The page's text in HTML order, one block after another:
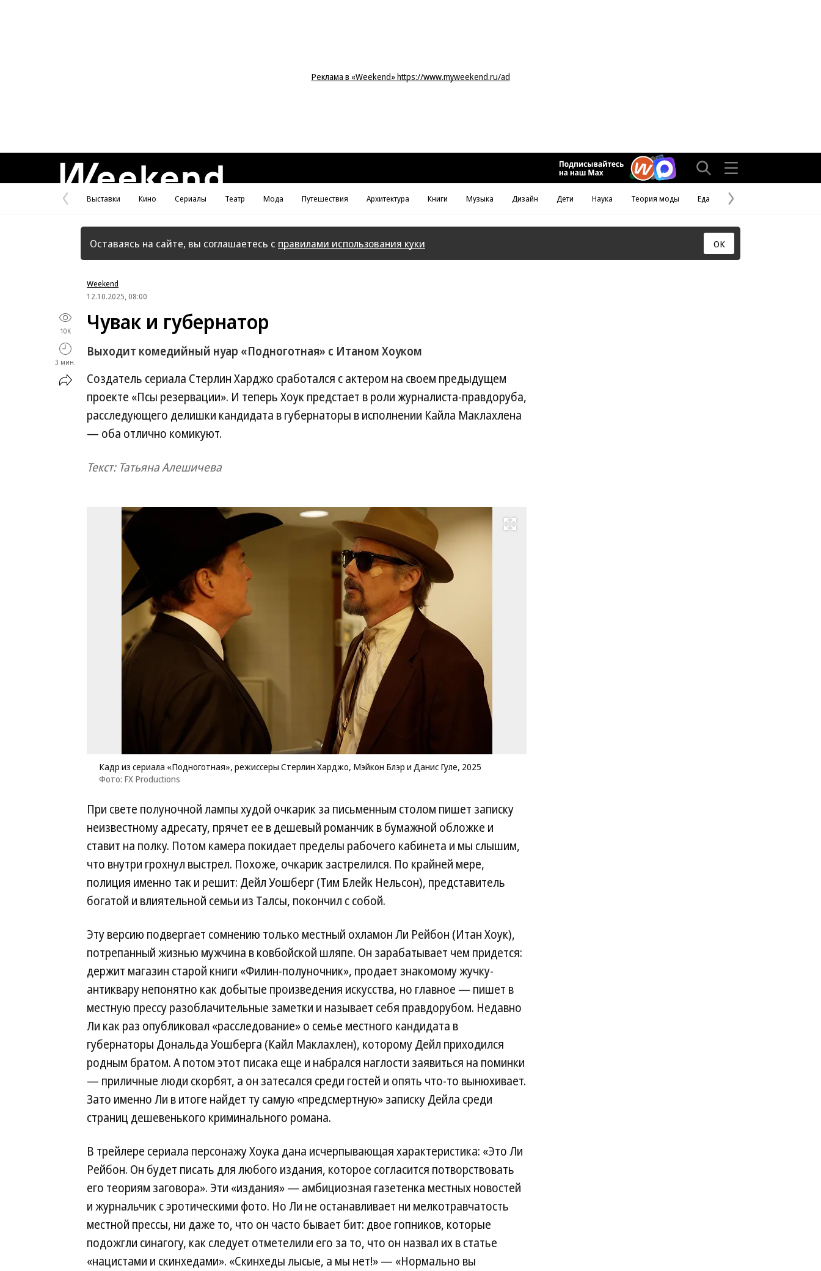
Реклама в «Weekend» https://www.myweekend.ru/ad
Предыдущая
страница
Выставки Кино Сериалы Театр Мода Путешествия Архитектура Книги Музыка Дизайн Дети Наука Теория моды Еда
Следующая
страница
Оставаясь на сайте, вы соглашаетесь с правилами использования куки ОК
Weekend
12.10.2025, 08:00
10K
3 мин.
Чувак и губернатор
Выходит комедийный нуар «Подноготная» с Итаном Хоуком
Создатель сериала Стерлин Харджо сработался с актером на своем предыдущем
проекте «Псы резервации». И теперь Хоук предстает в роли журналиста-правдоруба,
расследующего делишки кандидата в губернаторы в исполнении Кайла Маклахлена
— оба отлично комикуют.
Текст: Татьяна Алешичева
Развернуть на весь экран
Кадр из сериала «Подноготная», режиссеры Стерлин Харджо, Мэйкон Блэр и Данис Гуле, 2025
Фото: FX Productions
При свете полуночной лампы худой очкарик за письменным столом пишет записку
неизвестному адресату, прячет ее в дешевый романчик в бумажной обложке и
ставит на полку. Потом камера покидает пределы рабочего кабинета и мы слышим,
что внутри грохнул выстрел. Похоже, очкарик застрелился. По крайней мере,
полиция именно так и решит: Дейл Уошберг (Тим Блейк Нельсон), представитель
богатой и влиятельной семьи из Талсы, покончил с собой.
Эту версию подвергает сомнению только местный охламон Ли Рейбон (Итан Хоук),
потрепанный жизнью мужчина в ковбойской шляпе. Он зарабатывает чем придется:
держит магазин старой книги «Филин-полуночник», продает знакомому жучку-
антиквару непонятно как добытые произведения искусства, но главное — пишет в
местную прессу разоблачительные заметки и называет себя правдорубом. Недавно
Ли как раз опубликовал «расследование» о семье местного кандидата в
губернаторы Дональда Уошберга (Кайл Маклахлен), которому Дейл приходился
родным братом. А потом этот писака еще и набрался наглости заявиться на поминки
— приличные люди скорбят, а он затесался среди гостей и опять что-то вынюхивает.
Зато именно Ли в итоге найдет ту самую «предсмертную» записку Дейла среди
страниц дешевенького криминального романа.
В трейлере сериала персонажу Хоука дана исчерпывающая характеристика: «Это Ли
Рейбон. Он будет писать для любого издания, которое согласится потворствовать
его теориям заговора». Эти «издания» — амбициозная газетенка местных новостей
и журнальчик с эротическими фото. Но Ли не останавливает ни мелкотравчатость
местной прессы, ни даже то, что он часто бывает бит: двое гопников, которые
подожгли синагогу, как следует отметелили его за то, что он назвал их в статье
«нацистами и скинхедами». «Скинхеды лысые, а мы нет!» — «Нормально вы